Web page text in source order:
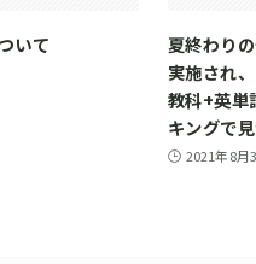
いて
夏終わり
実施され
教科+英単
キングで
2021年8月